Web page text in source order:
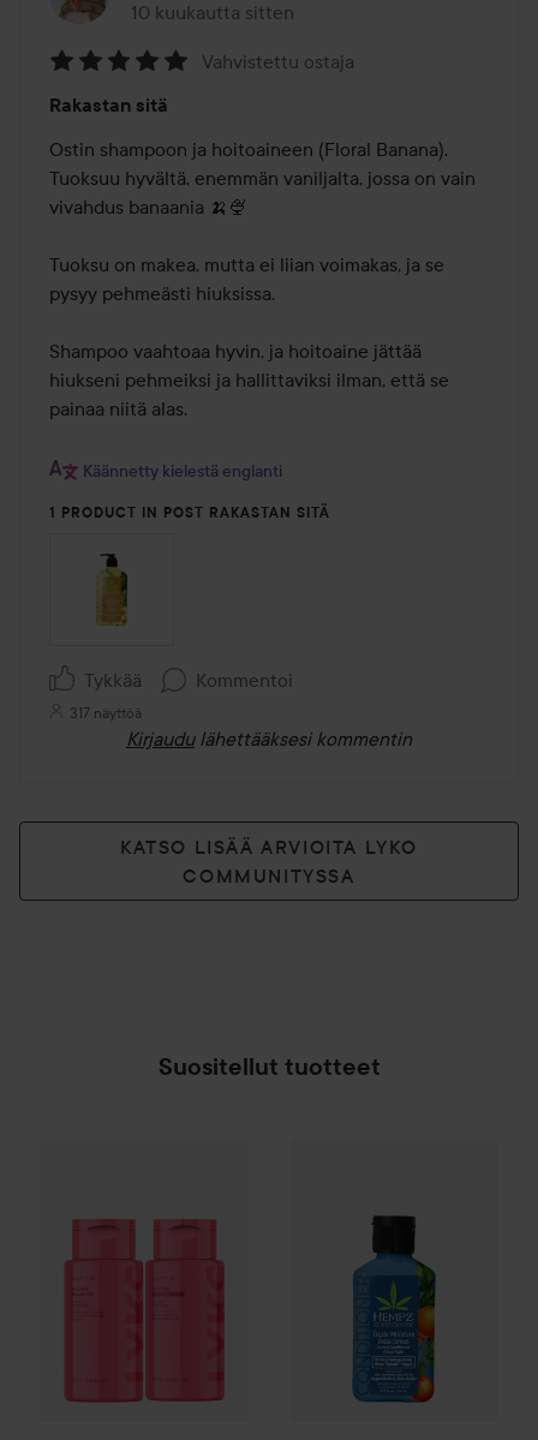
10 kuukautta sitten
Viesti luotiin 10 kuukautta sitten
5
/
5
Vahvistettu ostaja
Rakastan sitä
Ostin shampoon ja hoitoaineen (Floral Banana).
Tuoksuu hyvältä, enemmän vaniljalta, jossa on vain
vivahdus banaania 🍌🍨
Tuoksu on makea, mutta ei liian voimakas, ja se
pysyy pehmeästi hiuksissa.
Shampoo vaahtoaa hyvin, ja hoitoaine jättää
hiukseni pehmeiksi ja hallittaviksi ilman, että se
painaa niitä alas.
Käännetty kielestä englanti
1 PRODUCT IN POST RAKASTAN SITÄ
Tykkää Kommentoi
317 näyttöä
Kirjaudu lähettääksesi kommentin
KATSO LISÄÄ ARVIOITA LYKO
COMMUNITYSSA
Suositellut tuotteet